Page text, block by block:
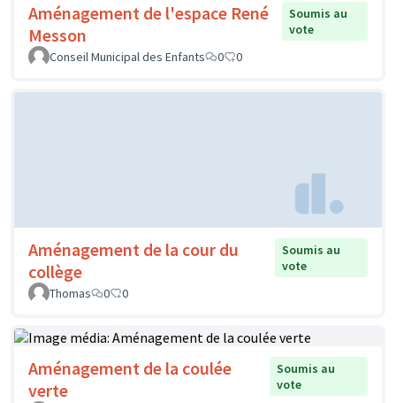
Aménagement de l'espace René
Messon
Soumis au
vote
Conseil Municipal des Enfants
0 0
Aménagement de la cour du
collège
Soumis au
vote
Thomas
0 0
Aménagement de la coulée
verte
Soumis au
vote